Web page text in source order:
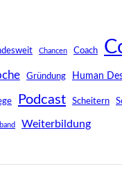
Chancen Coach
Gründung Human
Podcast Scheitern
Weiterbildung